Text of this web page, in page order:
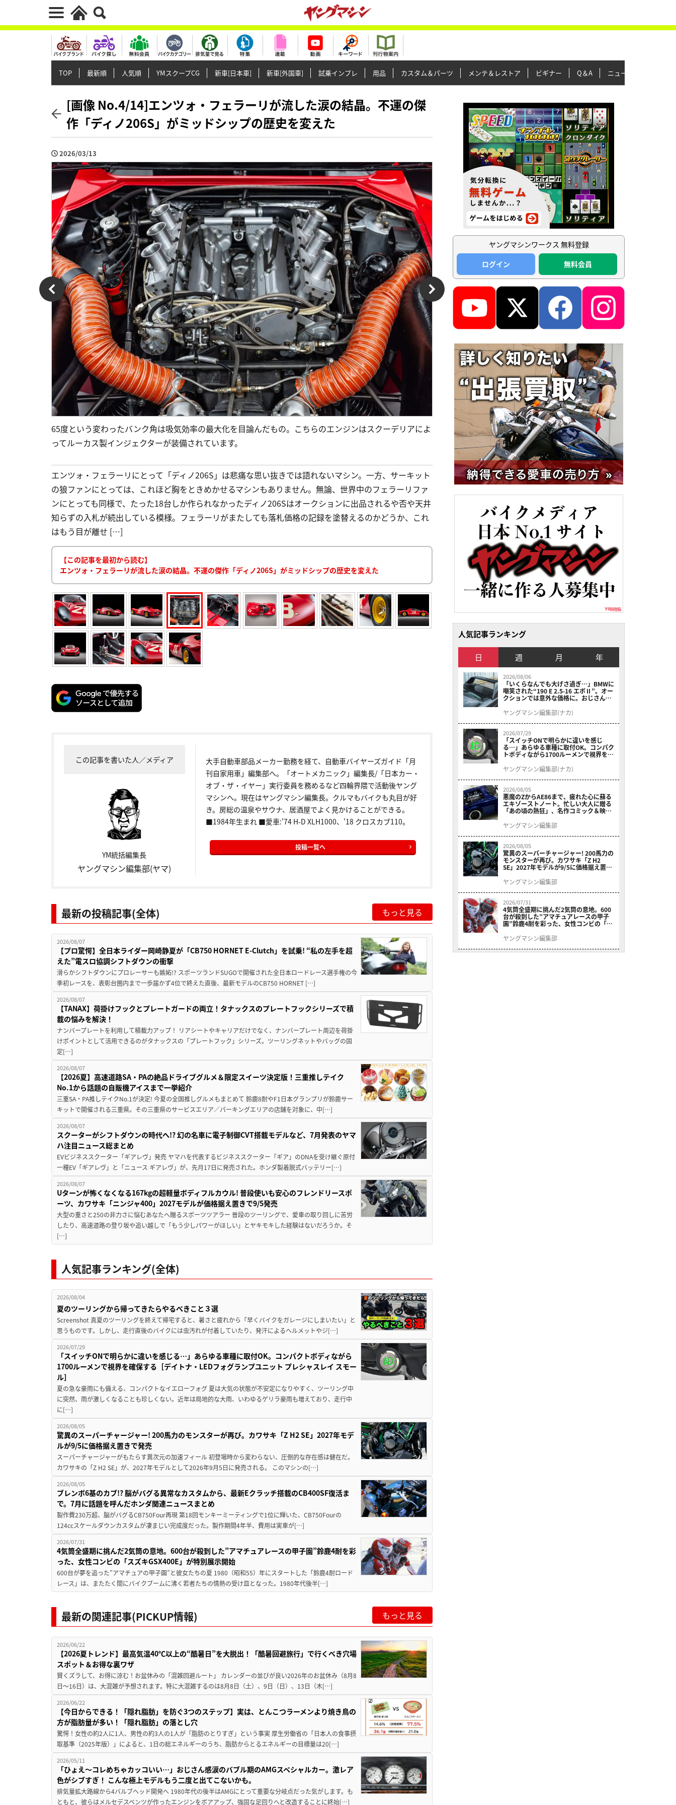
TOP 最新順 人気順 YMスクープCG 新車[日本車] 新車[外国車] 試乗インプレ 用品 カスタム＆パーツ メンテ＆レストア ビギナー Q＆A ニュース＆トピックス
[画像 No.4/14]エンツォ・フェラーリが流した涙の結晶。不運の傑
作「ディノ206S」がミッドシップの歴史を変えた
2026/03/13
65度という変わったバンク角は吸気効率の最大化を目論んだもの。こちらのエンジンはスクーデリアによ
ってルーカス製インジェクターが装備されています。
エンツォ・フェラーリにとって「ディノ206S」は悲痛な思い抜きでは語れないマシン。一方、サーキット
の狼ファンにとっては、これほど胸をときめかせるマシンもありません。無論、世界中のフェラーリファ
ンにとっても同様で、たった18台しか作られなかったディノ206Sはオークションに出品されるや否や天井
知らずの入札が続出している模様。フェラーリがまたしても落札価格の記録を塗替えるのかどうか、これ
はもう目が離せ […]
【この記事を最初から読む】
エンツォ・フェラーリが流した涙の結晶。不運の傑作「ディノ206S」がミッドシップの歴史を変えた
この記事を書いた人／メディア
YM統括編集長
ヤングマシン編集部(ヤマ)
大手自動車部品メーカー勤務を経て、自動車バイヤーズガイド「月
刊自家用車」編集部へ。「オートメカニック」編集長/「日本カー・
オブ・ザ・イヤー」実行委員を務めるなど四輪界隈で活動後ヤング
マシンへ。現在はヤングマシン編集長。クルマもバイクも丸目が好
き。房総の温泉やサウナ、居酒屋でよく見かけることができる。
■1984年生まれ ■愛車:'74 H-D XLH1000、'18 クロスカブ110。
投稿一覧へ
最新の投稿記事(全体) もっと見る
2026/08/07
【プロ驚愕】全日本ライダー岡崎静夏が「CB750 HORNET E-Clutch」を試乗! “私の左手を超
えた”電スロ協調シフトダウンの衝撃
滑らかシフトダウンにプロレーサーも嫉妬!? スポーツランドSUGOで開催された全日本ロードレース選手権の今
季初レースを、表彰台圏内まで一歩届かず4位で終えた直後、最新モデルのCB750 HORNET […]
2026/08/07
【TANAX】荷掛けフックとプレートガードの両立！タナックスのプレートフックシリーズで積
載の悩みを解決！
ナンバープレートを利用して積載力アップ！ リアシートやキャリアだけでなく、ナンバープレート周辺を荷掛
けポイントとして活用できるのがタナックスの「プレートフック」シリーズ。ツーリングネットやバッグの固
定[…]
2026/08/07
【2026夏】高速道路SA・PAの絶品ドライブグルメ＆限定スイーツ決定版！三重推しテイク
No.1から話題の自販機アイスまで一挙紹介
三重SA・PA推しテイクNo.1が決定! 今夏の全国推しグルメもまとめて 鈴鹿8耐やF1日本グランプリが鈴鹿サー
キットで開催される三重県。その三重県のサービスエリア／パーキングエリアの店舗を対象に、中[…]
2026/08/07
スクーターがシフトダウンの時代へ!? 幻の名車に電子制御CVT搭載モデルなど、7月発表のヤマ
ハ注目ニュース総まとめ
EVビジネススクーター「ギアレヴ」発売 ヤマハを代表するビジネススクーター「ギア」のDNAを受け継ぐ原付
一種EV「ギアレヴ」と「ニュース ギアレヴ」が、先月17日に発売された。ホンダ製着脱式バッテリー[…]
2026/08/07
Uターンが怖くなくなる167kgの超軽量ボディフルカウル! 普段使いも安心のフレンドリースポ
ーツ、カワサキ「ニンジャ400」2027モデルが価格据え置きで9/5発売
大型の重さと250の非力さに悩むあなたへ贈るスポーツツアラー 普段のツーリングで、愛車の取り回しに苦労
したり、高速道路の登り坂や追い越しで「もう少しパワーがほしい」とヤキモキした経験はないだろうか。そ
[…]
人気記事ランキング(全体)
2026/08/04
夏のツーリングから帰ってきたらやるべきこと３選
Screenshot 真夏のツーリングを終えて帰宅すると、暑さと疲れから「早くバイクをガレージにしまいたい」と
思うものです。しかし、走行直後のバイクには虫汚れが付着していたり、発汗によるヘルメットやジ[…]
2026/07/29
「スイッチONで明らかに違いを感じる…」あらゆる車種に取付OK。コンパクトボディながら
1700ルーメンで視界を確保する［デイトナ・LEDフォグランプユニット プレシャスレイ スモー
ル］
夏の急な豪雨にも備える、コンパクトなイエローフォグ 夏は大気の状態が不安定になりやすく、ツーリング中
に突然、雨が激しくなることも珍しくない。近年は局地的な大雨、いわゆるゲリラ豪雨も増えており、走行中
に[…]
2026/08/05
驚異のスーパーチャージャー! 200馬力のモンスターが再び。カワサキ「Z H2 SE」2027年モデ
ルが9/5に価格据え置きで発売
スーパーチャージャーがもたらす異次元の加速フィール 初登場時から変わらない、圧倒的な存在感は健在だ。
カワサキの「Z H2 SE」が、2027年モデルとして2026年9月5日に発売される。 このマシンの[…]
2026/08/05
ブレンボ6基のカブ!? 脳がバグる異常なカスタムから、最新Eクラッチ搭載のCB400SF復活ま
で。7月に話題を呼んだホンダ関連ニュースまとめ
製作費230万超、脳がバグるCB750Four再現 第18回モンキーミーティングで1位に輝いた、CB750Fourの
124ccスケールダウンカスタムが凄まじい完成度だった。製作期間4年半、費用は実車が[…]
2026/07/31
4気筒全盛期に挑んだ2気筒の意地。600台が殺到した”アマチュアレースの甲子園”鈴鹿4耐を彩
った、女性コンビの「スズキGSX400E」が特別展示開始
600台が夢を追った”アマチュアの甲子園”と彼女たちの夏 1980（昭和55）年にスタートした「鈴鹿4耐ロード
レース」は、またたく間にバイクブームに沸く若者たちの情熱の受け皿となった。1980年代後半[…]
最新の関連記事(PICKUP情報) もっと見る
2026/06/22
【2026夏トレンド】最高気温40℃以上の“酷暑日”を大脱出！「酷暑回避旅行」で行くべき穴場
スポット＆お得な裏ワザ
賢くズラして、お得に涼む！お盆休みの「混雑回避ルート」 カレンダーの並びが良い2026年のお盆休み（8月8
日〜16日）は、大混雑が予想されます。特に大混雑するのは8月8日（土）、9日（日）、13日（木[…]
2026/06/22
【今日からできる！「隠れ脂肪」を防ぐ3つのステップ】実は、とんこつラーメンより焼き鳥の
方が脂肪量が多い！「隠れ脂肪」の落とし穴
驚愕！女性の約2人に1人、男性の約3人の1人が「脂肪のとりすぎ」という事実 厚生労働省の「日本人の食事摂
取基準（2025年版）」によると、1日の総エネルギーのうち、脂肪からとるエネルギーの目標量は20[…]
2026/05/11
「ひょえ〜コレめちゃカッコいい…」おじさん感涙のバブル期のAMGスペシャルカー。激レア
色がシブすぎ！ こんな極上モデルもう二度と出てこないかも。
排気量拡大路線から4バルブヘッド開発へ 1980年代の後半はAMGにとって重要な分岐点だった気がします。も
ともと、彼らはメルセデスベンツが作ったエンジンをボアアップ、強固な足回りへと改造することに終始[…]
ヤングマシンワークス 無料登録
ログイン
無料会員
人気記事ランキング
日 週 月 年
2026/08/06
「いくらなんでも大げさ過ぎ…」BMWに
嘲笑された“190 E 2.5-16 エボⅡ”。オー
クションでは意外な価格に。おじさん達
ヤングマシン編集部(ナカ)
2026/07/29
「スイッチONで明らかに違いを感じ
る…」あらゆる車種に取付OK。コンパク
トボディながら1700ルーメンで視界を確
ニット プレシャスレイ スモール］
ヤングマシン編集部(ナカ)
2026/08/05
悪魔のZからAE86まで、疲れた心に蘇る
エキゾーストノート。忙しい大人に贈る
「あの頃の熱狂」、名作コミック＆映画
結！
ヤングマシン編集部
2026/08/05
驚異のスーパーチャージャー! 200馬力の
モンスターが再び。カワサキ「Z H2
SE」2027年モデルが9/5に価格据え置き
ヤングマシン編集部
2026/07/31
4気筒全盛期に挑んだ2気筒の意地。600
台が殺到した”アマチュアレースの甲子
園”鈴鹿4耐を彩った、女性コンビの「ス
ヤングマシン編集部